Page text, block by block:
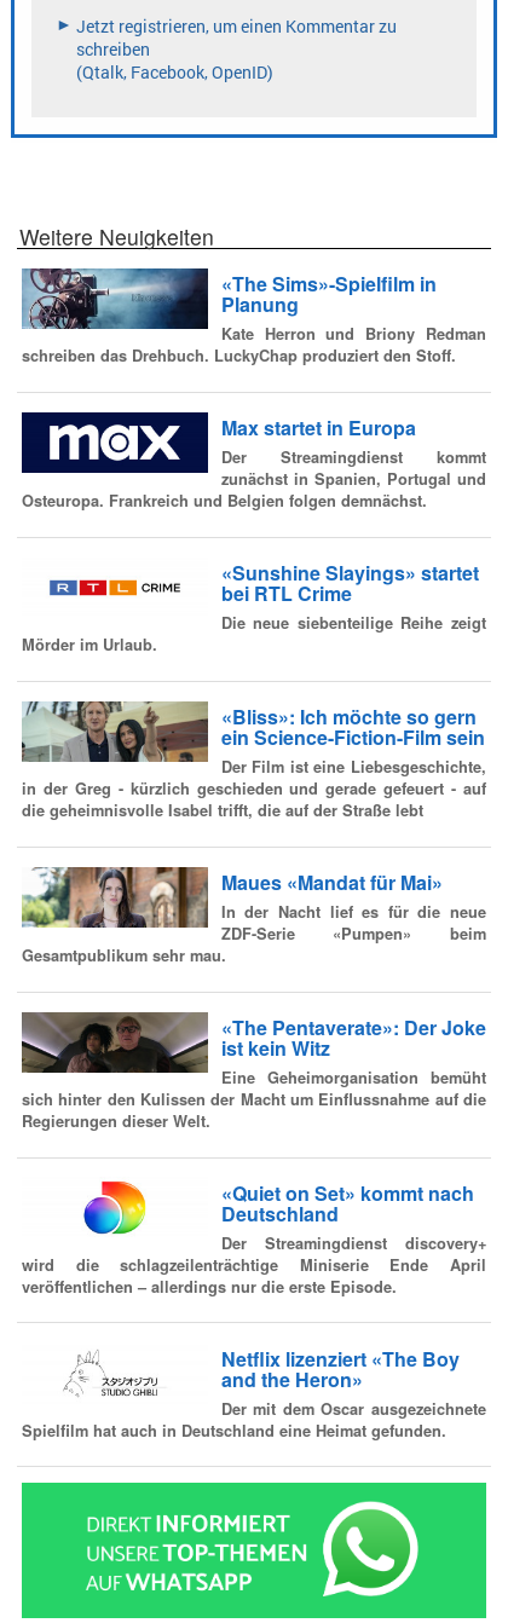
Weitere Neuigkeiten
«The Sims»-Spielfilm in
Planung
Kate Herron und Briony Redman
schreiben das Drehbuch. LuckyChap produziert den Stoff.
Max startet in Europa
Der Streamingdienst kommt
zunächst in Spanien, Portugal und
Osteuropa. Frankreich und Belgien folgen demnächst.
«Sunshine Slayings» startet
bei RTL Crime
Die neue siebenteilige Reihe zeigt
Mörder im Urlaub.
«Bliss»: Ich möchte so gern
ein Science-Fiction-Film sein
Der Film ist eine Liebesgeschichte,
in der Greg - kürzlich geschieden und gerade gefeuert - auf
die geheimnisvolle Isabel trifft, die auf der Straße lebt
Maues «Mandat für Mai»
In der Nacht lief es für die neue
ZDF-Serie «Pumpen» beim
Gesamtpublikum sehr mau.
«The Pentaverate»: Der Joke
ist kein Witz
Eine Geheimorganisation bemüht
sich hinter den Kulissen der Macht um Einflussnahme auf die
Regierungen dieser Welt.
«Quiet on Set» kommt nach
Deutschland
Der Streamingdienst discovery+
wird die schlagzeilenträchtige Miniserie Ende April
veröffentlichen – allerdings nur die erste Episode.
Netflix lizenziert «The Boy
and the Heron»
Der mit dem Oscar ausgezeichnete
Spielfilm hat auch in Deutschland eine Heimat gefunden.